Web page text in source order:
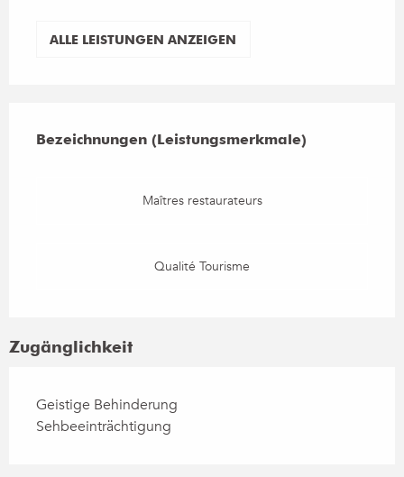
ALLE LEISTUNGEN ANZEIGEN
Bezeichnungen (Leistungsmerkmale)
Bezeichnungen (Leistungsmerkmale)
Maîtres restaurateurs
Qualité Tourisme
Zugänglichkeit
Geistige Behinderung
Sehbeeinträchtigung